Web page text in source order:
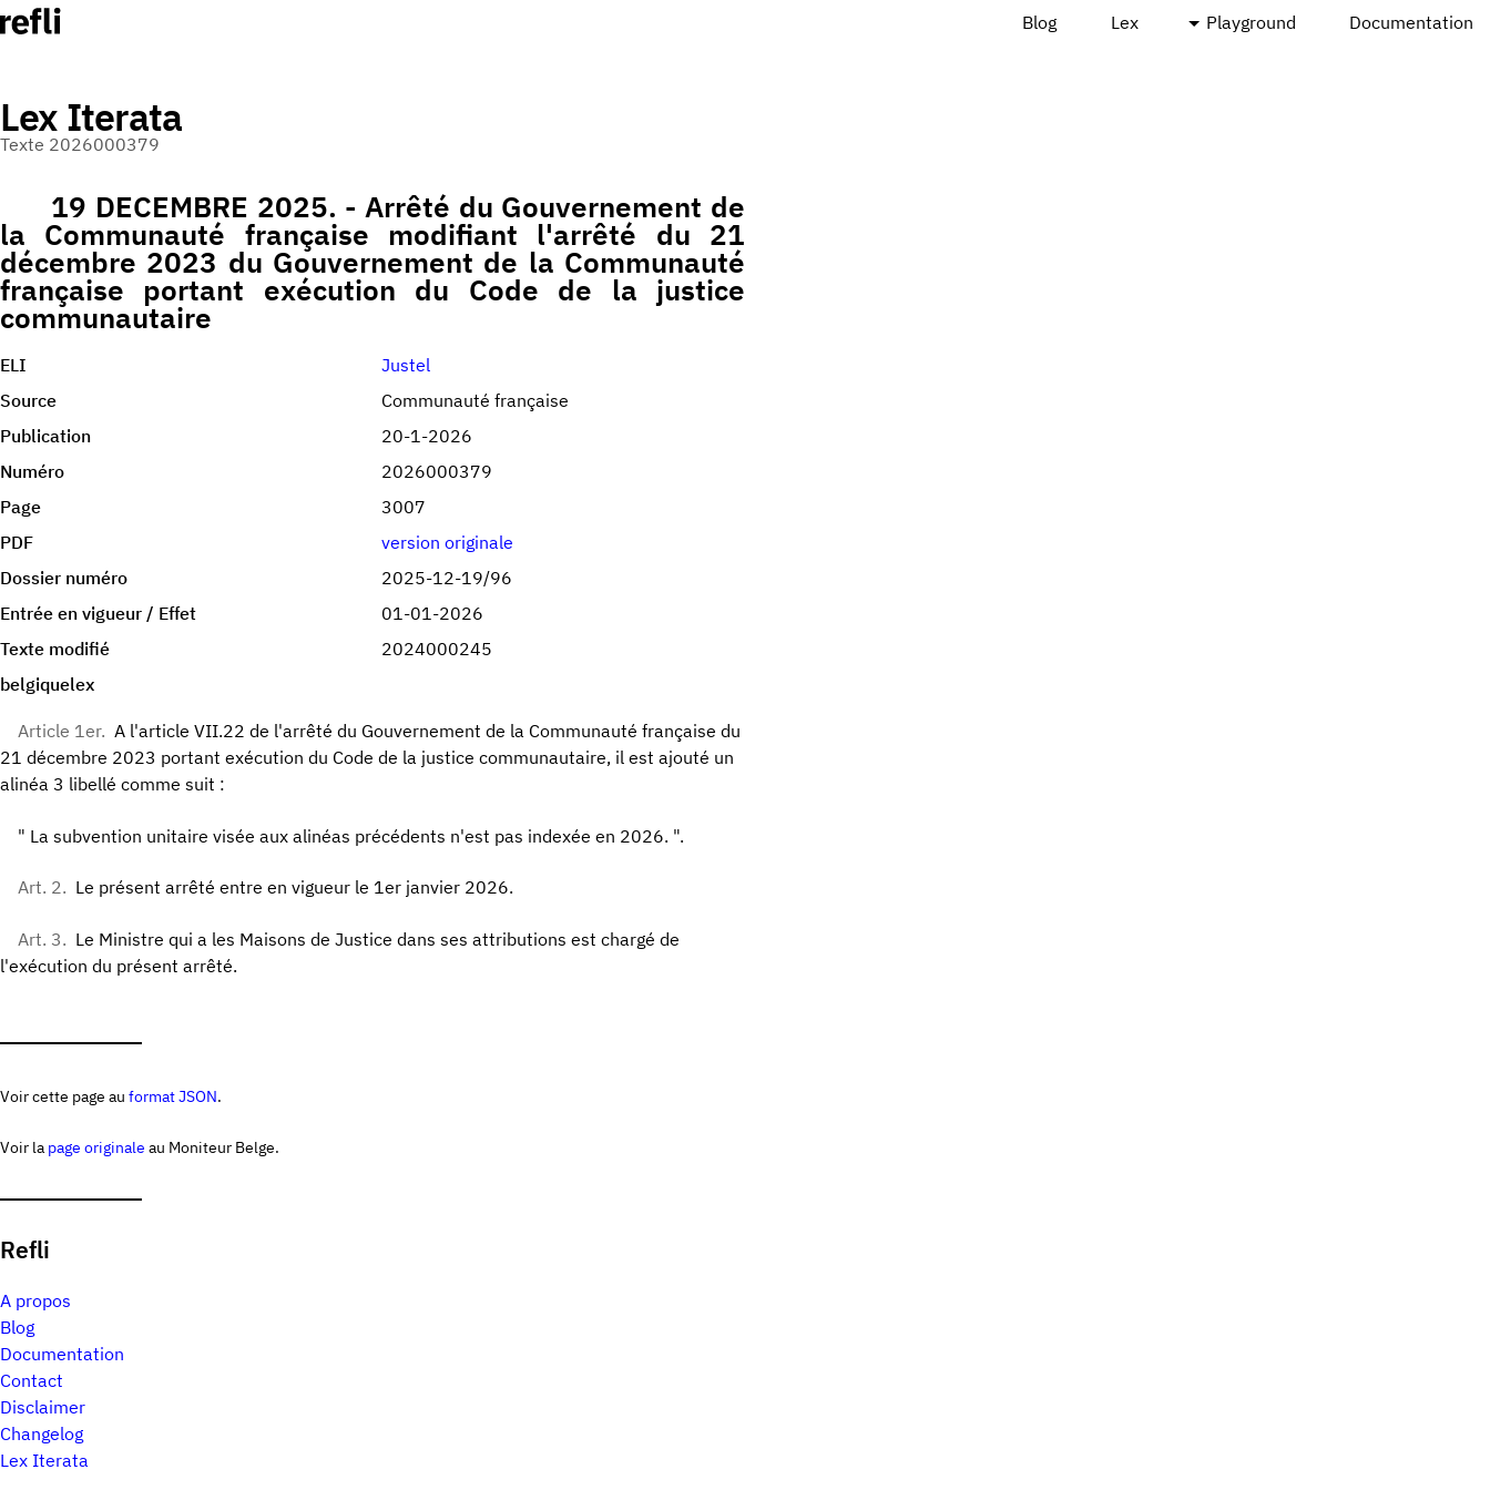
Blog Lex Playground Documentation
Lex Iterata
Texte 2026000379
19 DECEMBRE 2025. - Arrêté du Gouvernement de
la Communauté française modifiant l'arrêté du 21
décembre 2023 du Gouvernement de la Communauté
française portant exécution du Code de la justice
communautaire
ELI
Justel
Source
Communauté française
Publication
20-1-2026
Numéro
2026000379
Page
3007
PDF
version originale
Dossier numéro
2025-12-19/96
Entrée en vigueur / Effet
01-01-2026
Texte modifié
2024000245
belgiquelex
Article 1er. A l'article VII.22 de l'arrêté du Gouvernement de la Communauté française du
21 décembre 2023 portant exécution du Code de la justice communautaire, il est ajouté un
alinéa 3 libellé comme suit :
" La subvention unitaire visée aux alinéas précédents n'est pas indexée en 2026. ".
Art. 2. Le présent arrêté entre en vigueur le 1er janvier 2026.
Art. 3. Le Ministre qui a les Maisons de Justice dans ses attributions est chargé de
l'exécution du présent arrêté.
Voir cette page au format JSON.
Voir la page originale au Moniteur Belge.
Refli
A propos
Blog
Documentation
Contact
Disclaimer
Changelog
Lex Iterata